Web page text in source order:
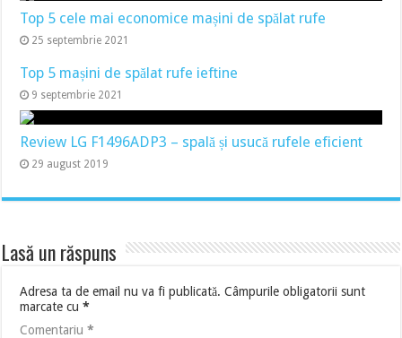
Top 5 cele mai economice mașini de spălat rufe
25 septembrie 2021
Top 5 mașini de spălat rufe ieftine
9 septembrie 2021
Review LG F1496ADP3 – spală și usucă rufele eficient
29 august 2019
Lasă un răspuns
Adresa ta de email nu va fi publicată. Câmpurile obligatorii sunt
marcate cu*
Comentariu*